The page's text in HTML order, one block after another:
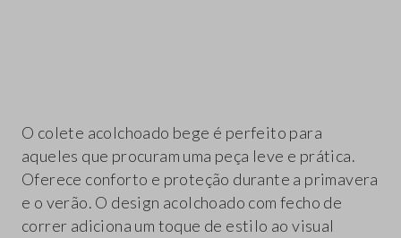
O colete acolchoado bege é perfeito para
aqueles que procuram uma peça leve e prática.
Oferece conforto e proteção durante a primavera
e o verão. O design acolchoado com fecho de
correr adiciona um toque de estilo ao visual